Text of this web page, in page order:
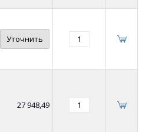
Уточнить
27 948,49